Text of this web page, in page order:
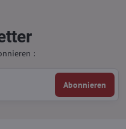
:
Abonnieren